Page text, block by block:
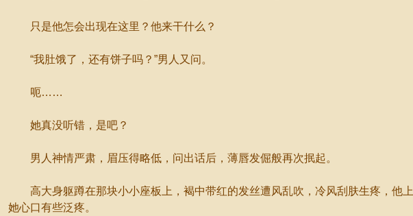
只是他怎会出现在这里？他来干什么？
“我肚饿了，还有饼子吗？”男人又问。
呃……
她真没听错，是吧？
男人神情严肃，眉压得略低，问出话后，薄唇发倔般再次抿起。
高大身躯蹲在那块小小座板上，褐中带红的发丝遭风乱吹，冷风刮肤生疼，他
她心口有些泛疼。